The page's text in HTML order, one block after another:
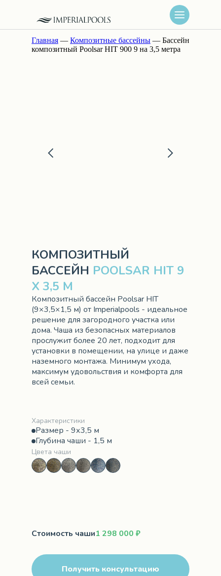
Главная — Композитные бассейны — Бассейн
композитный Poolsar HIT 900 9 на 3,5 метра
КОМПОЗИТНЫЙ
БАССЕЙН POOLSAR HIT 9
Х 3,5 М
Композитный бассейн Poolsar HIT
(9×3,5×1,5 м) от Imperialpools - идеальное
решение для загородного участка или
дома. Чаша из безопасных материалов
прослужит более 20 лет, подходит для
установки в помещении, на улице и даже
наземного монтажа. Минимум ухода,
максимум удовольствия и комфорта для
всей семьи.
Получить консультацию
Стоимость чаши1 298 000 ₽
Характеристики
Размер - 9х3,5 м
Глубина чаши - 1,5 м
Цвета чаши